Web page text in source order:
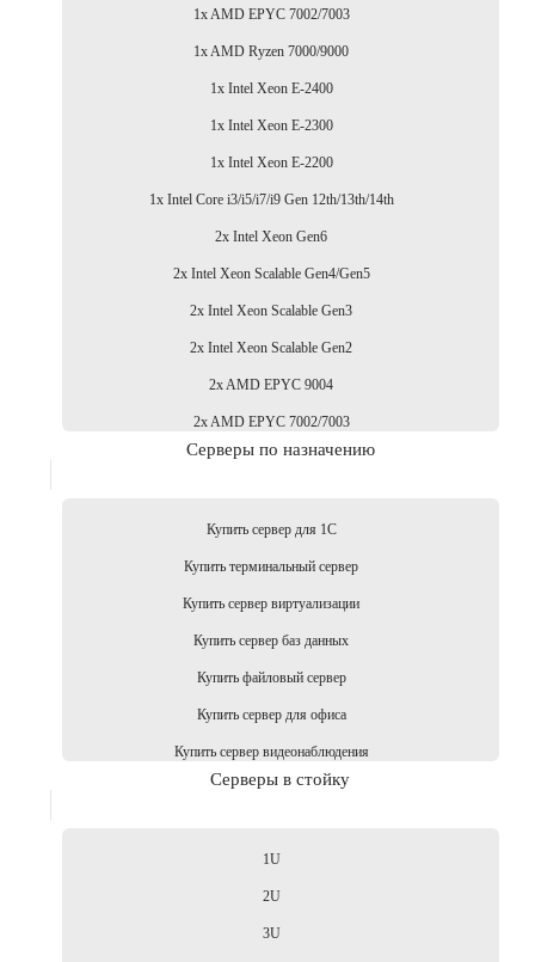
1x AMD EPYC 7002/7003
1x AMD Ryzen 7000/9000
1x Intel Xeon E-2400
1x Intel Xeon E-2300
1x Intel Xeon E-2200
1x Intel Core i3/i5/i7/i9 Gen 12th/13th/14th
2x Intel Xeon Gen6
2x Intel Xeon Scalable Gen4/Gen5
2x Intel Xeon Scalable Gen3
2x Intel Xeon Scalable Gen2
2x AMD EPYC 9004
2x AMD EPYC 7002/7003
Серверы по назначению
Купить сервер для 1С
Купить терминальный сервер
Купить сервер виртуализации
Купить сервер баз данных
Купить файловый сервер
Купить сервер для офиса
Купить сервер видеонаблюдения
Серверы в стойку
1U
2U
3U